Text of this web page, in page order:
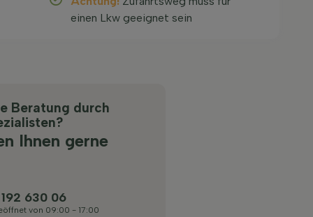
einen Lkw geeignet sein
Beratung durch
Ihnen gerne
630 06
von 09:00 - 17:00